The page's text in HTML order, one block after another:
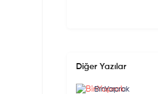
Diğer Yazılar
BinYaprak